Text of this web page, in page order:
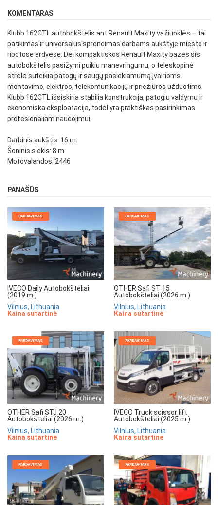
KOMENTARAS
Klubb 162CTL autobokštelis ant Renault Maxity važiuoklės – tai
patikimas ir universalus sprendimas darbams aukštyje mieste ir
ribotose erdvėse. Dėl kompaktiškos Renault Maxity bazės šis
autobokštelis pasižymi puikiu manevringumu, o teleskopinė
strėlė suteikia patogų ir saugų pasiekiamumą įvairioms
montavimo, elektros, telekomunikacijų ir priežiūros užduotims.
Klubb 162CTL išsiskiria stabilia konstrukcija, patogiu valdymu ir
ekonomiška eksploatacija, todėl yra praktiškas pasirinkimas
profesionaliam naudojimui.
Darbinis aukštis: 16 m.
Šoninis siekis: 8 m.
Motovalandos: 2446
PANAŠŪS
PARDAVIMAS
IVECO Daily Autobokšteliai
(2019 m.)
Vilnius, Lithuania
Kaina sutartinė
PARDAVIMAS
OTHER Safi ST 15
Autobokšteliai (2026 m.)
Vilnius, Lithuania
Kaina sutartinė
PARDAVIMAS
OTHER Safi STJ 20
Autobokšteliai (2026 m.)
Vilnius, Lithuania
Kaina sutartinė
PARDAVIMAS
IVECO Truck scissor lift
Autobokšteliai (2025 m.)
Vilnius, Lithuania
Kaina sutartinė
PARDAVIMAS PARDAVIMAS